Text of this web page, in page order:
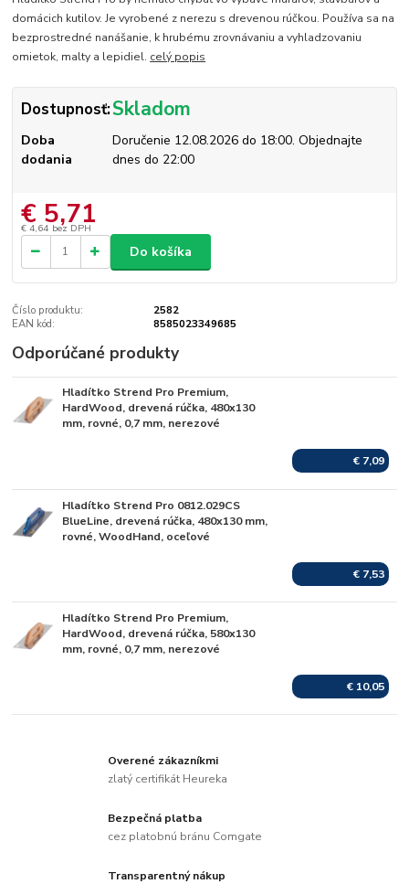
domácich kutilov. Je vyrobené z nerezu s drevenou rúčkou. Používa sa na
bezprostredné nanášanie, k hrubému zrovnávaniu a vyhladzovaniu
omietok, malty a lepidiel. celý popis
Dostupnosť:Skladom
Doba
dodania
Doručenie 12.08.2026 do 18:00. Objednajte
dnes do 22:00
€ 5,71
€ 4,64 bez DPH
Do košíka
Číslo produktu:
2582
EAN kód:
8585023349685
Odporúčané produkty
Hladítko Strend Pro Premium,
HardWood, drevená rúčka, 480x130
mm, rovné, 0,7 mm, nerezové
€ 7,09
Hladítko Strend Pro 0812.029CS
BlueLine, drevená rúčka, 480x130 mm,
rovné, WoodHand, oceľové
€ 7,53
Hladítko Strend Pro Premium,
HardWood, drevená rúčka, 580x130
mm, rovné, 0,7 mm, nerezové
€ 10,05
Overené zákazníkmi
zlatý certifikát Heureka
Bezpečná platba
cez platobnú bránu Comgate
Transparentný nákup